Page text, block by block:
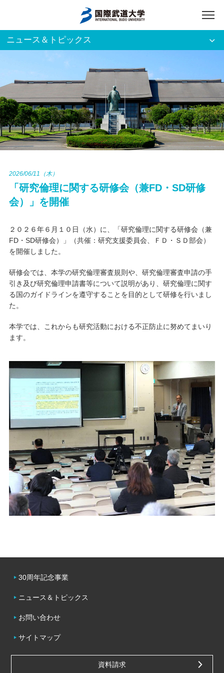
アクセス 入試資料請求
ご利用者別
ホーム
大学案内
学部・大学院
キャンパスライフ
学友会クラブ活動
ニュース＆トピックス
2026/06/11（木）
「研究倫理に関する研修会（兼FD・SD研修
会）」を開催
２０２６年６月１０日（水）に、「研究倫理に関する研修会（兼
FD・SD研修会）」（共催：研究支援委員会、ＦＤ・ＳＤ部会）
を開催しました。
研修会では、本学の研究倫理審査規則や、研究倫理審査申請の手
引き及び研究倫理申請書等について説明があり、研究倫理に関す
る国のガイドラインを遵守することを目的として研修を行いまし
た。
本学では、これからも研究活動における不正防止に努めてまいり
ます。
30周年記念事業
ニュース＆トピックス
お問い合わせ
サイトマップ
資料請求